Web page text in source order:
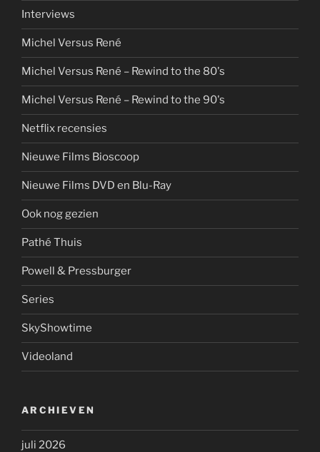
Interviews
Michel Versus René
Michel Versus René – Rewind to the 80's
Michel Versus René – Rewind to the 90's
Netflix recensies
Nieuwe Films Bioscoop
Nieuwe Films DVD en Blu-Ray
Ook nog gezien
Pathé Thuis
Powell & Pressburger
Series
SkyShowtime
Videoland
ARCHIEVEN
juli 2026